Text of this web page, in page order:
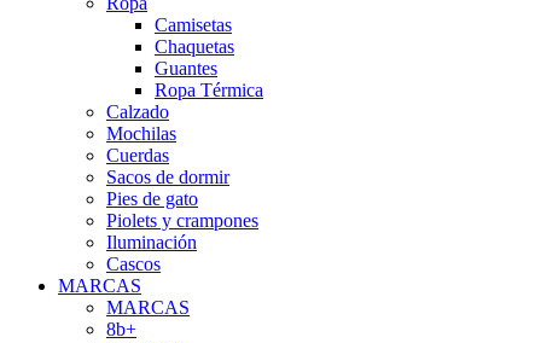
Camisetas
Chaquetas
Guantes
Ropa Térmica
Calzado
Mochilas
Cuerdas
Sacos de dormir
Pies de gato
Piolets y crampones
Iluminación
Cascos
MARCAS
MARCAS
8b+